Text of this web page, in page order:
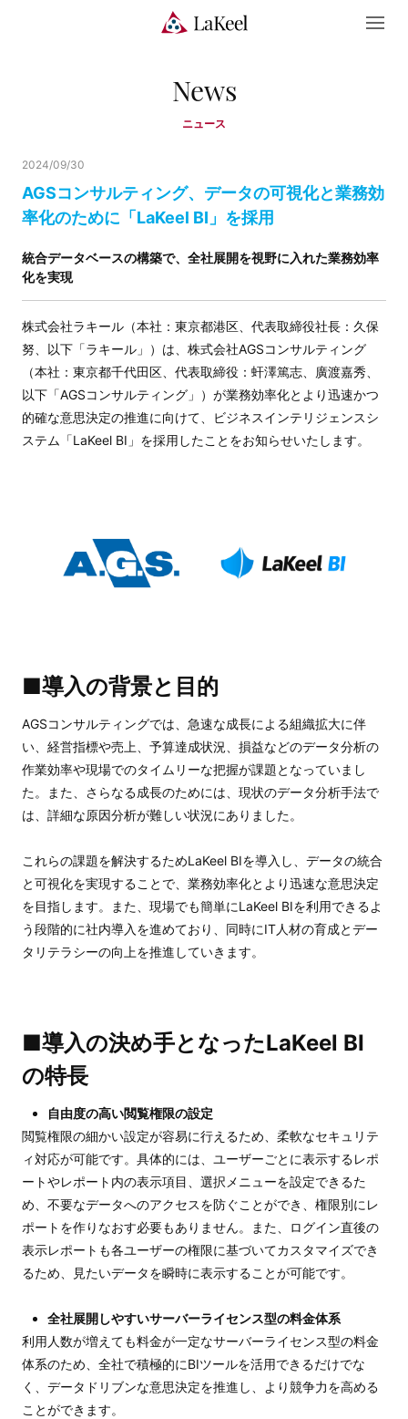
News
ニュース
AGSコンサルティング、データの可視化と業務効
率化のために「LaKeel BI」を採用
2024/09/30
統合データベースの構築で、全社展開を視野に入れた業務効率
化を実現
株式会社ラキール（本社：東京都港区、代表取締役社長：久保
努、以下「ラキール」）は、株式会社AGSコンサルティング
（本社：東京都千代田区、代表取締役：虷澤篤志、廣渡嘉秀、
以下「AGSコンサルティング」）が業務効率化とより迅速かつ
的確な意思決定の推進に向けて、ビジネスインテリジェンスシ
ステム「LaKeel BI」を採用したことをお知らせいたします。
■導入の背景と目的
AGSコンサルティングでは、急速な成長による組織拡大に伴
い、経営指標や売上、予算達成状況、損益などのデータ分析の
作業効率や現場でのタイムリーな把握が課題となっていまし
た。また、さらなる成長のためには、現状のデータ分析手法で
は、詳細な原因分析が難しい状況にありました。
これらの課題を解決するためLaKeel BIを導入し、データの統合
と可視化を実現することで、業務効率化とより迅速な意思決定
を目指します。また、現場でも簡単にLaKeel BIを利用できるよ
う段階的に社内導入を進めており、同時にIT人材の育成とデー
タリテラシーの向上を推進していきます。
■導入の決め手となったLaKeel BI
の特長
自由度の高い閲覧権限の設定
閲覧権限の細かい設定が容易に行えるため、柔軟なセキュリテ
ィ対応が可能です。具体的には、ユーザーごとに表示するレポ
ートやレポート内の表示項目、選択メニューを設定できるた
め、不要なデータへのアクセスを防ぐことができ、権限別にレ
ポートを作りなおす必要もありません。また、ログイン直後の
表示レポートも各ユーザーの権限に基づいてカスタマイズでき
るため、見たいデータを瞬時に表示することが可能です。
全社展開しやすいサーバーライセンス型の料金体系
利用人数が増えても料金が一定なサーバーライセンス型の料金
体系のため、全社で積極的にBIツールを活用できるだけでな
く、データドリブンな意思決定を推進し、より競争力を高める
ことができます。